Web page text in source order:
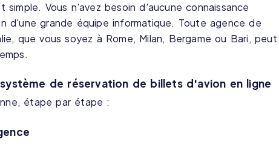
simple. Vous n'avez besoin d'aucune connaissance
d'une grande équipe informatique. Toute agence de
que vous soyez à Rome, Milan, Bergame ou Bari, peut
système de réservation de billets d'avion en ligne
étape par étape :